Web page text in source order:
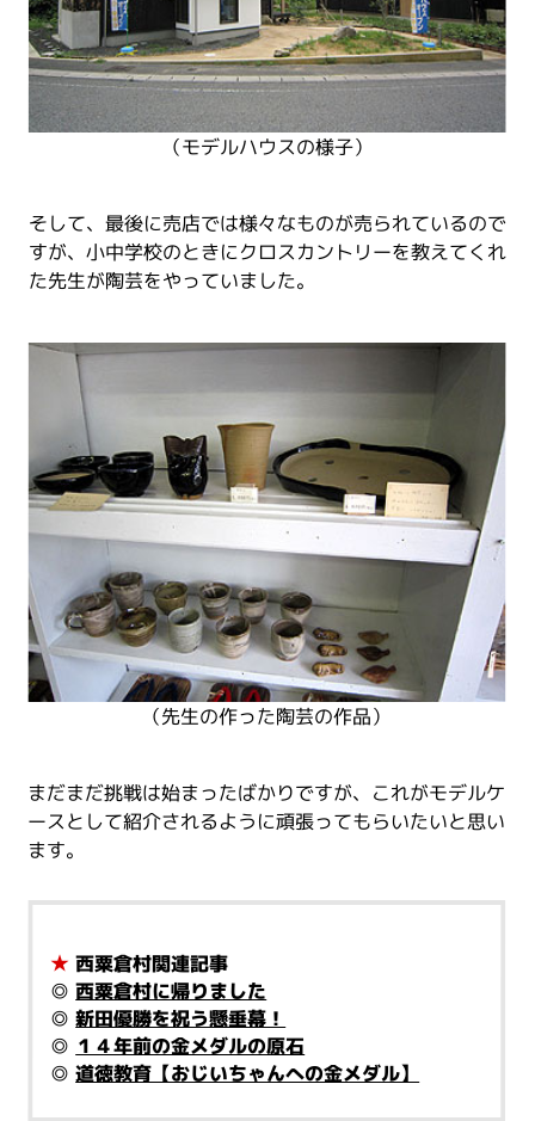
（モデルハウスの様子）
そして、最後に売店では様々なものが売られているので
すが、小中学校のときにクロスカントリーを教えてくれ
た先生が陶芸をやっていました。
（先生の作った陶芸の作品）
まだまだ挑戦は始まったばかりですが、これがモデルケ
ースとして紹介されるように頑張ってもらいたいと思い
ます。
★ 西粟倉村関連記事
◎西粟倉村に帰りました
◎新田優勝を祝う懸垂幕！
◎ １４年前の金メダルの原石
◎道徳教育【おじいちゃんへの金メダル】